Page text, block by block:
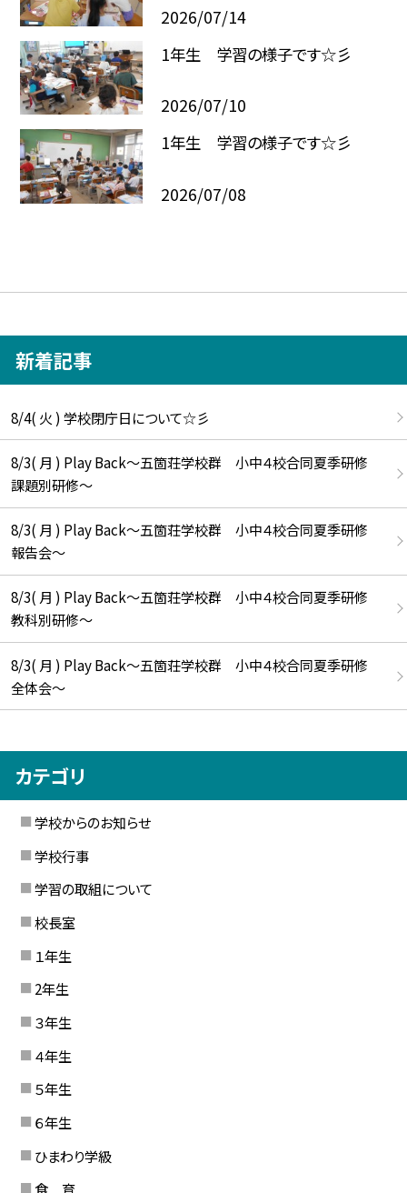
2026/07/14
1年生 学習の様子です☆彡
2026/07/10
1年生 学習の様子です☆彡
2026/07/08
新着記事
8/4( 火 ) 学校閉庁日について☆彡
8/3( 月 ) Play Back～五箇荘学校群 小中４校合同夏季研修
課題別研修～
8/3( 月 ) Play Back～五箇荘学校群 小中４校合同夏季研修
報告会～
8/3( 月 ) Play Back～五箇荘学校群 小中４校合同夏季研修
教科別研修～
8/3( 月 ) Play Back～五箇荘学校群 小中４校合同夏季研修
全体会～
カテゴリ
学校からのお知らせ
学校行事
学習の取組について
校長室
１年生
2年生
３年生
４年生
５年生
６年生
ひまわり学級
食 育